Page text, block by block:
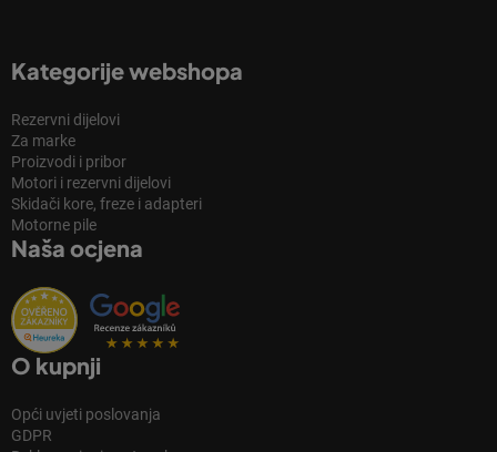
Kategorije webshopa
Rezervni dijelovi
Za marke
Proizvodi i pribor
Motori i rezervni dijelovi
Skidači kore, freze i adapteri
Motorne pile
Naša ocjena
O kupnji
Opći uvjeti poslovanja
GDPR